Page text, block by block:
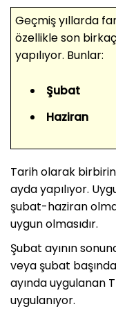
Geçmiş yıllarda
özellikle son
yapılıyor. Bunlar:
Şubat
Haziran
Tarih olarak
ayda yapılıyor.
şubat-haziran
uygun olmasıdır.
Şubat ayının
veya şubat
ayında uygulanan
uygulanıyor.